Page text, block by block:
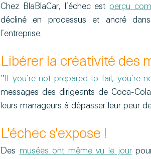
Chez BlaBlaCar, l’échec est perçu
décliné en processus et ancré
l’entreprise.
Libérer la créativité des
" If you’re not prepared to fail, you’re
messages des dirigeants de Coca-
leurs manageurs à dépasser leur peur
L'échec s'expose !
Des musées ont même vu le jour